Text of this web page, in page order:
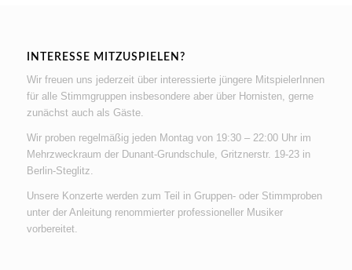
INTERESSE MITZUSPIELEN?
Wir freuen uns jederzeit über interessierte jüngere MitspielerInnen
für alle Stimmgruppen insbesondere aber über Hornisten, gerne
zunächst auch als Gäste.
Wir proben regelmäßig jeden Montag von 19:30 – 22:00 Uhr im
Mehrzweckraum der Dunant-Grundschule, Gritznerstr. 19-23 in
Berlin-Steglitz.
Unsere Konzerte werden zum Teil in Gruppen- oder Stimmproben
unter der Anleitung renommierter professioneller Musiker
vorbereitet.